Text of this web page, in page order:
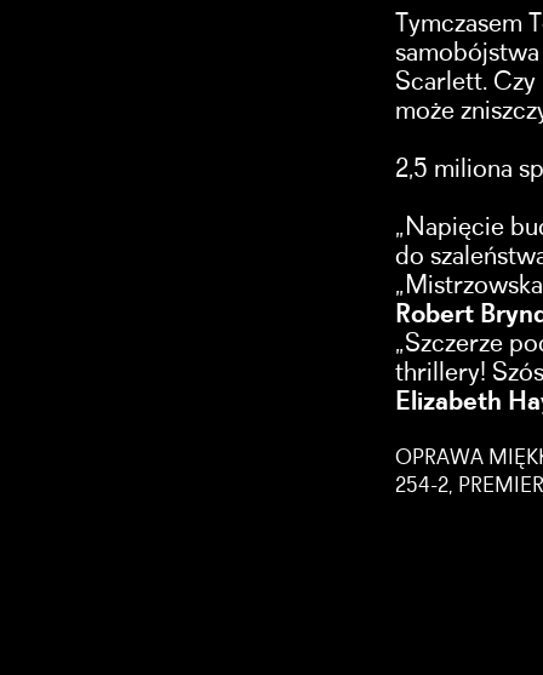
Scarlett.
może
2,5 miliona
„Napięcie
do
Robert
„Szczerze
thrillery!
Elizabeth
OPRAWA
254-2,